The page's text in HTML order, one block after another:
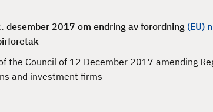
2017 om endring av forordning (EU)
Council of 12 December 2017 amending
and investment firms